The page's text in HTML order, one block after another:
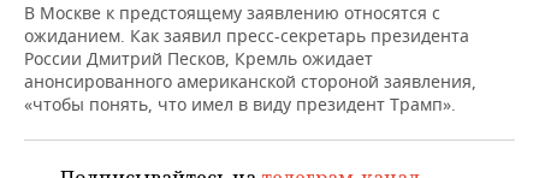
В Москве к предстоящему заявлению относятся с
ожиданием. Как заявил пресс-секретарь президента
России Дмитрий Песков, Кремль ожидает
анонсированного американской стороной заявления,
«чтобы понять, что имел в виду президент Трамп».